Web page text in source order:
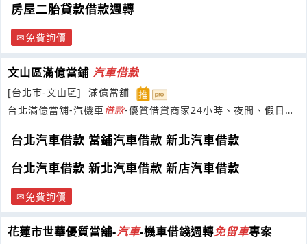
房屋二胎貸款借款週轉
免費詢價
文山區滿億當鋪 汽車借款
[台北市-文山區]
滿億當舖
台北滿億當舖-汽機車借款-優質借貸商家24小時、夜間、假日皆
台北汽車借款 當鋪汽車借款 新北汽車借款
台北汽車借款 新北汽車借款 新店汽車借款
免費詢價
花蓮市世華優質當舖-汽車-機車借錢週轉免留車專案